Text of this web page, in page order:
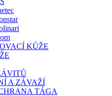
KŮŽE
A ZÁVAŽÍ
TÁGA